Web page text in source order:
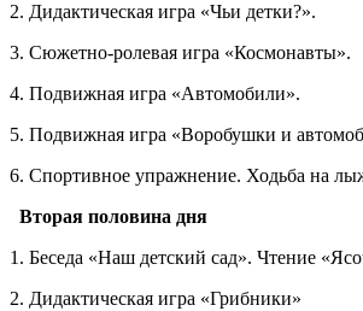
2. Дидактическая игра «Чьи детки?».
3. Сюжетно-ролевая игра «Космонавты».
4. Подвижная игра «Автомобили».
5. Подвижная игра «Воробушки и
6. Спортивное упражнение. Ходьба на
Вторая половина дня
1. Беседа «Наш детский сад». Чтение
2. Дидактическая игра «Грибники»